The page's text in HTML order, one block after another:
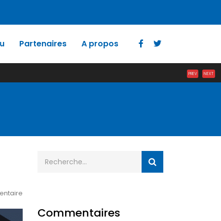
Partenaires A propos
PREV NEXT
Commentaires